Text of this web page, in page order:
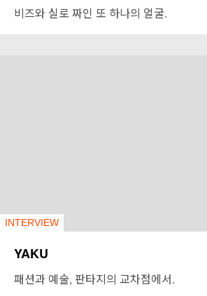
비즈와 실로 짜인 또 하나의 얼굴.
INTERVIEW
YAKU
패션과 예술, 판타지의 교차점에서.